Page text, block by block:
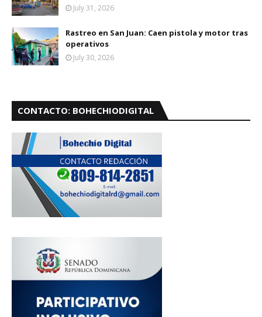
July 31, 2026
Rastreo en San Juan: Caen pistola y motor tras
operativos
July 30, 2026
CONTACTO: BOHECHIODIGITAL